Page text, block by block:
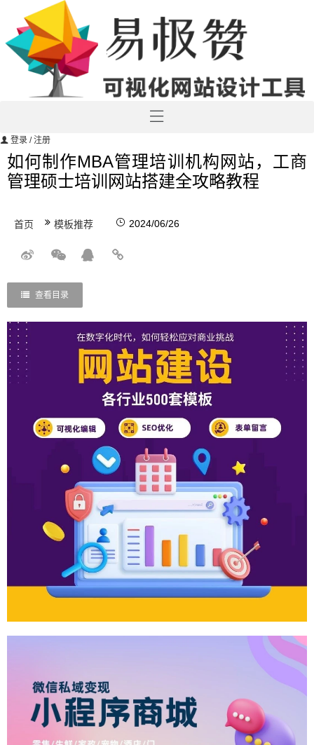
登录 / 注册
如何制作MBA管理培训机构网站，工商
管理硕士培训网站搭建全攻略教程
首页 模板推荐 2024/06/26
查看目录